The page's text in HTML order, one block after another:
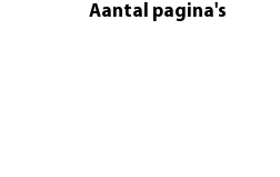
Aantal pagina's